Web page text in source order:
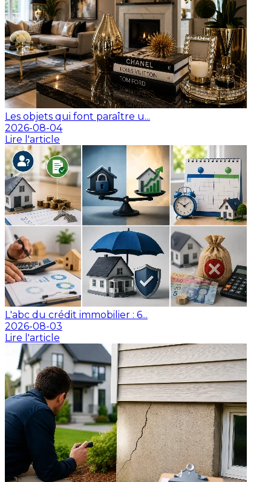
Les objets qui font paraître u...
2026-08-04
Lire l'article
L'abc du crédit immobilier : 6...
2026-08-03
Lire l'article